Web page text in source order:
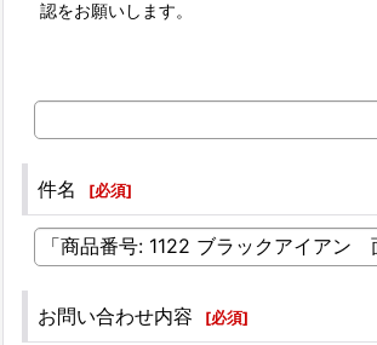
認をお願いします。
件名 [必須]
お問い合わせ内容 [必須]